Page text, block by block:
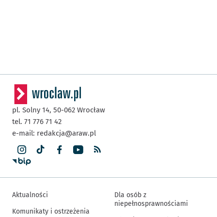
pl. Solny 14, 50-062 Wrocław
tel. 71 776 71 42
e-mail: redakcja@araw.pl
Aktualności
Komunikaty i ostrzeżenia
Dla osób z
niepełnosprawnościami